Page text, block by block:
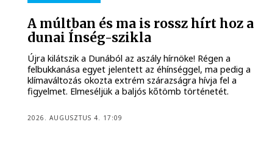
A múltban és ma is rossz hírt hoz a
dunai Ínség-szikla
Újra kilátszik a Dunából az aszály hírnöke! Régen a
felbukkanása egyet jelentett az éhínséggel, ma pedig a
klímaváltozás okozta extrém szárazságra hívja fel a
figyelmet. Elmeséljük a baljós kőtömb történetét.
2026. AUGUSZTUS 4. 17:09